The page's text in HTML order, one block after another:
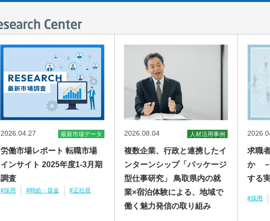
2026.04.27 最新市場データ
労働市場レポート 転職市場
インサイト 2025年度1-3月期
調査
#採用 #時給・賃金 #正社員
2026.08.04 人材活用事例
複数企業、行政と連携したイ
ンターンシップ「パッケージ
型仕事研究」 鳥取県内の就
業×宿泊体験による、地域で
働く魅力発信の取り組み
求職
か －
する
#採用